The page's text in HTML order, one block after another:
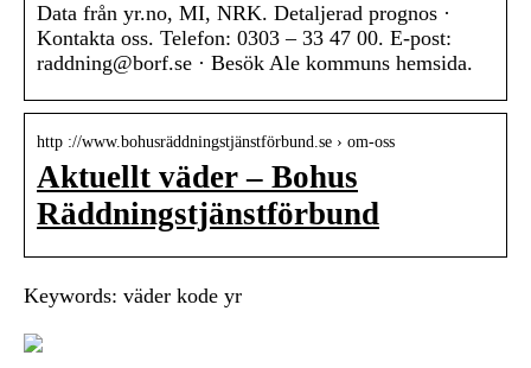
Data från yr.no, MI, NRK. Detaljerad prognos ·
Kontakta oss. Telefon: 0303 – 33 47 00. E-post:
raddning@borf.se · Besök Ale kommuns hemsida.
http ://www.bohusräddningstjänstförbund.se › om-oss
Aktuellt väder – Bohus
Räddningstjänstförbund
Keywords: väder kode yr